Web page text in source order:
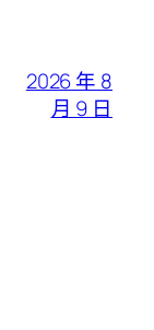
2026 年 8
月 9 日